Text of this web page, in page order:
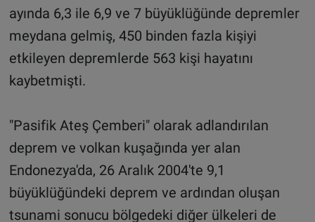
ayında 6,3 ile 6,9 ve 7 büyüklüğünde depremler
meydana gelmiş, 450 binden fazla kişiyi
etkileyen depremlerde 563 kişi hayatını
kaybetmişti.
"Pasifik Ateş Çemberi" olarak adlandırılan
deprem ve volkan kuşağında yer alan
Endonezya'da, 26 Aralık 2004'te 9,1
büyüklüğündeki deprem ve ardından oluşan
tsunami sonucu bölgedeki diğer ülkeleri de